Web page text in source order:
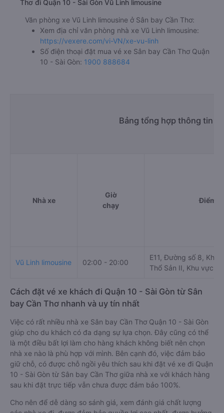
Thơ đi Quận 10 - Sài Gòn Vũ Linh limousine
Văn phòng xe Vũ Linh limousine ở Sân bay Cần Thơ:
Xem địa chỉ văn phòng nhà xe Vũ Linh limousine:
https://vexere.com/vi-VN/xe-vu-linh
Số điện thoại đặt mua vé xe Sân bay Cần Thơ Quận
10 - Sài Gòn: 1900 888684
Bảng tổng hợp thông tin
Nhà xe
Giờ
chạy
Điểm đi
Vũ Linh limousine 02:00 - 20:00
E11, Đường số 8, Khu
Thổ Sản II, Khu vực
Cách đặt vé xe khách đi Quận 10 - Sài Gòn từ Sân
bay Cần Thơ nhanh và uy tín nhất
Việc có rất nhiều nhà xe Sân bay Cần Thơ Quận 10 - Sài Gòn
giúp cho du khách có đa dạng sự lựa chọn. Đây cũng có thể
là một điều bất lợi làm cho hàng khách không biết nên chọn
nhà xe nào là phù hợp với mình. Bên cạnh đó, việc đảm bảo
giữ chỗ, có được chỗ ngồi yêu thích sau khi đặt vé xe đi Quận
10 - Sài Gòn từ Sân bay Cần Thơ giữa nhà xe với khách hàng
sau khi đặt trực tiếp vẫn chưa được đảm bảo 100%.
Cho nên để dễ dàng so sánh giá, xem đánh giá chất lượng